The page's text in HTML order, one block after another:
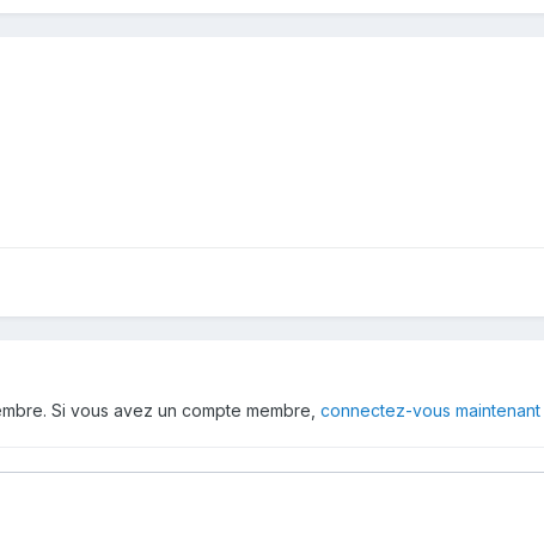
Si vous avez un compte membre, connectez-vous maintenant